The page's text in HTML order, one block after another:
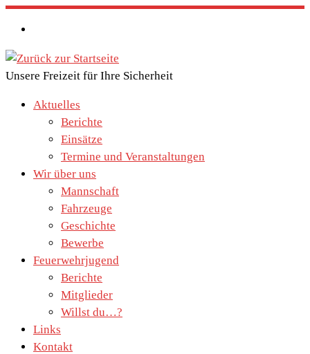
Zum
Inhalt
springen
Unsere Freizeit für Ihre Sicherheit
Aktuelles
Berichte
Einsätze
Termine und Veranstaltungen
Wir über uns
Mannschaft
Fahrzeuge
Geschichte
Bewerbe
Feuerwehrjugend
Berichte
Mitglieder
Willst du…?
Links
Kontakt